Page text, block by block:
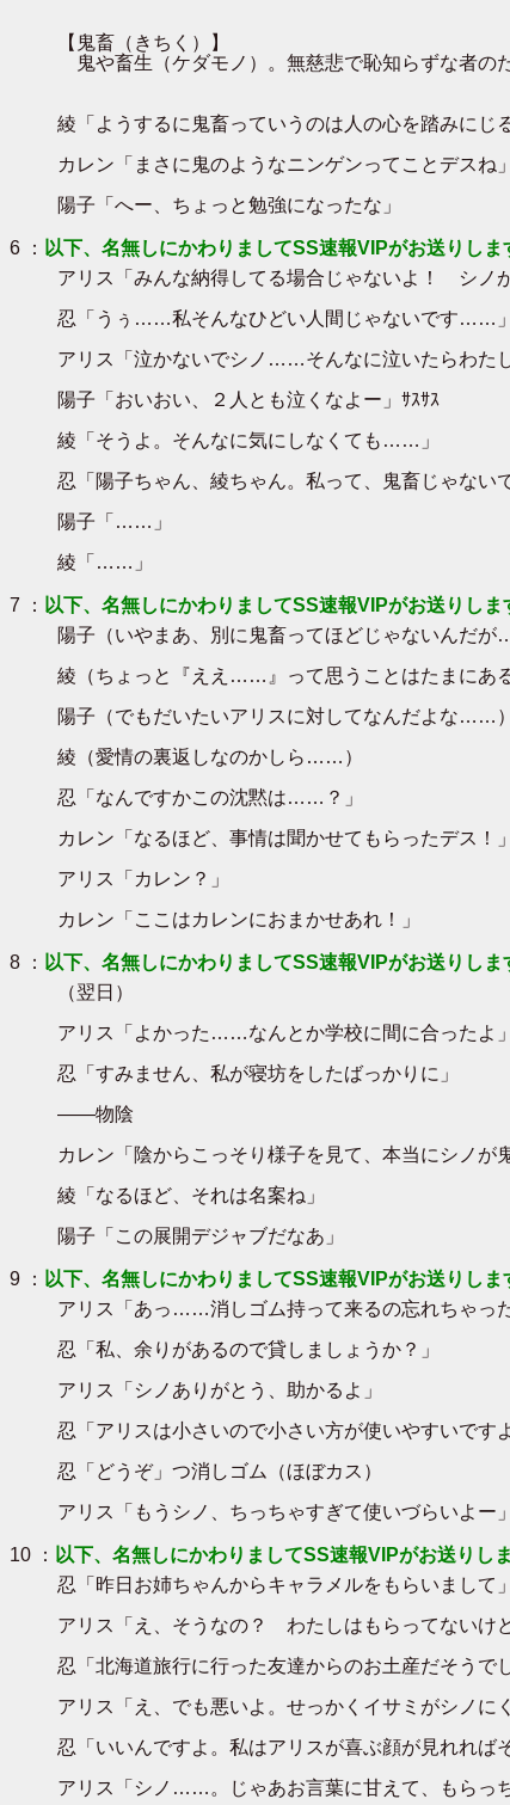
【鬼畜（きちく）】
鬼や畜生（ケダモノ）。無慈悲で恥知らずな者の
綾「ようするに鬼畜っていうのは人の心を踏みにじ
カレン「まさに鬼のようなニンゲンってことデスね」
陽子「へー、ちょっと勉強になったな」
6 ： 以下、名無しにかわりましてSS速報VIPがお送りしま
アリス「みんな納得してる場合じゃないよ！ シノ
忍「うぅ……私そんなひどい人間じゃないです……」
アリス「泣かないでシノ……そんなに泣いたらわた
陽子「おいおい、２人とも泣くなよー」ｻｽｻｽ
綾「そうよ。そんなに気にしなくても……」
忍「陽子ちゃん、綾ちゃん。私って、鬼畜じゃない
陽子「……」
綾「……」
7 ： 以下、名無しにかわりましてSS速報VIPがお送りしま
陽子（いやまあ、別に鬼畜ってほどじゃないんだが
綾（ちょっと『ええ……』って思うことはたまにあ
陽子（でもだいたいアリスに対してなんだよな……）
綾（愛情の裏返しなのかしら……）
忍「なんですかこの沈黙は……？」
カレン「なるほど、事情は聞かせてもらったデス！」
アリス「カレン？」
カレン「ここはカレンにおまかせあれ！」
8 ： 以下、名無しにかわりましてSS速報VIPがお送りしま
（翌日）
アリス「よかった……なんとか学校に間に合ったよ」
忍「すみません、私が寝坊をしたばっかりに」
――物陰
カレン「陰からこっそり様子を見て、本当にシノが
綾「なるほど、それは名案ね」
陽子「この展開デジャブだなあ」
9 ： 以下、名無しにかわりましてSS速報VIPがお送りしま
アリス「あっ……消しゴム持って来るの忘れちゃった
忍「私、余りがあるので貸しましょうか？」
アリス「シノありがとう、助かるよ」
忍「アリスは小さいので小さい方が使いやすいです
忍「どうぞ」つ消しゴム（ほぼカス）
アリス「もうシノ、ちっちゃすぎて使いづらいよー」
10 ： 以下、名無しにかわりましてSS速報VIPがお送りし
忍「昨日お姉ちゃんからキャラメルをもらいまして」
アリス「え、そうなの？ わたしはもらってないけど
忍「北海道旅行に行った友達からのお土産だそうで
アリス「え、でも悪いよ。せっかくイサミがシノに
忍「いいんですよ。私はアリスが喜ぶ顔が見れれば
アリス「シノ……。じゃあお言葉に甘えて、もらっ